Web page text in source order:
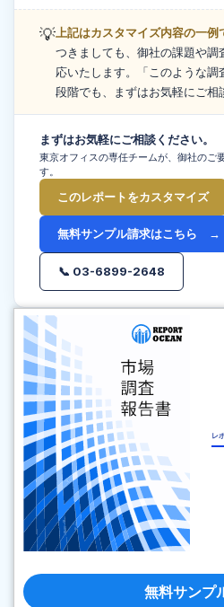
💡上記はカスタマイズ内容の一例
つきましても、御社の課題や
応いたします。「このような
段階でも、まずはお気軽にご相
まずはお気軽にご相談ください。
東京オフィスの専任チームが、御社のご
す。
このレポートをカスタマイズ
無料サンプル請求はこちら →
📞 03-6899-2648
レ
無料サンプ